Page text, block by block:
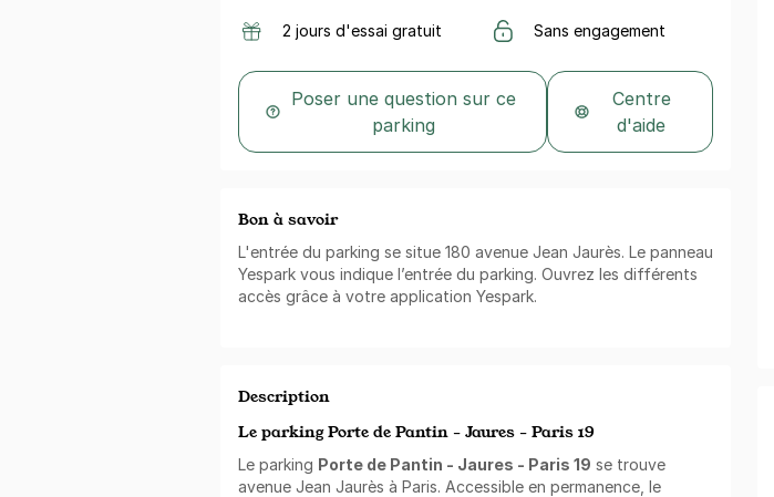
2 jours d'essai gratuit Sans engagement
Poser une question sur ce
parking
Centre
d'aide
Bon à savoir
L'entrée du parking se situe 180 avenue Jean Jaurès. Le panneau
Yespark vous indique l’entrée du parking. Ouvrez les différents
accès grâce à votre application Yespark.
Description
Le parking Porte de Pantin - Jaures - Paris 19
Le parking Porte de Pantin - Jaures - Paris 19 se trouve
avenue Jean Jaurès à Paris. Accessible en permanence, le